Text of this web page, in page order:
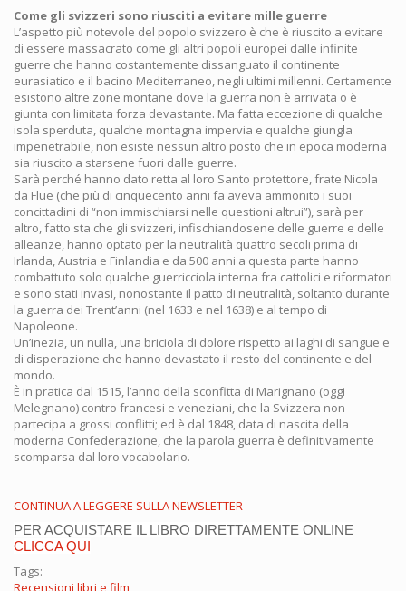
Come gli svizzeri sono riusciti a evitare mille guerre
L’aspetto più notevole del popolo svizzero è che è riuscito a evitare
di essere massacrato come gli altri popoli europei dalle infinite
guerre che hanno costantemente dissanguato il continente
eurasiatico e il bacino Mediterraneo, negli ultimi millenni. Certamente
esistono altre zone montane dove la guerra non è arrivata o è
giunta con limitata forza devastante. Ma fatta eccezione di qualche
isola sperduta, qualche montagna impervia e qualche giungla
impenetrabile, non esiste nessun altro posto che in epoca moderna
sia riuscito a starsene fuori dalle guerre.
Sarà perché hanno dato retta al loro Santo protettore, frate Nicola
da Flue (che più di cinquecento anni fa aveva ammonito i suoi
concittadini di “non immischiarsi nelle questioni altrui”), sarà per
altro, fatto sta che gli svizzeri, infischiandosene delle guerre e delle
alleanze, hanno optato per la neutralità quattro secoli prima di
Irlanda, Austria e Finlandia e da 500 anni a questa parte hanno
combattuto solo qualche guerricciola interna fra cattolici e riformatori
e sono stati invasi, nonostante il patto di neutralità, soltanto durante
la guerra dei Trent’anni (nel 1633 e nel 1638) e al tempo di
Napoleone.
Un’inezia, un nulla, una briciola di dolore rispetto ai laghi di sangue e
di disperazione che hanno devastato il resto del continente e del
mondo.
È in pratica dal 1515, l’anno della sconfitta di Marignano (oggi
Melegnano) contro francesi e veneziani, che la Svizzera non
partecipa a grossi conflitti; ed è dal 1848, data di nascita della
moderna Confederazione, che la parola guerra è definitivamente
scomparsa dal loro vocabolario.
CONTINUA A LEGGERE SULLA NEWSLETTER
PER ACQUISTARE IL LIBRO DIRETTAMENTE ONLINE
CLICCA QUI
Tags:
Recensioni libri e film